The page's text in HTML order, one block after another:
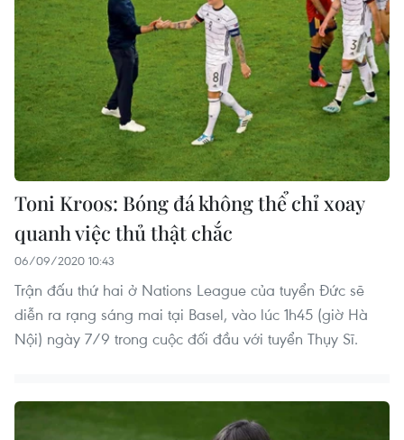
Toni Kroos: Bóng đá không thể chỉ xoay
quanh việc thủ thật chắc
06/09/2020 10:43
Trận đấu thứ hai ở Nations League của tuyển Đức sẽ
diễn ra rạng sáng mai tại Basel, vào lúc 1h45 (giờ Hà
Nội) ngày 7/9 trong cuộc đối đầu với tuyển Thụy Sĩ.